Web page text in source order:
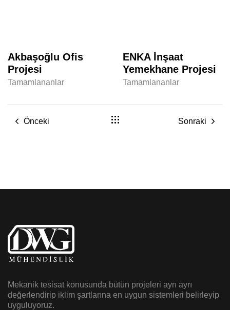
Akbaşoğlu Ofis
Projesi
Tamamlananlar
ENKA İnşaat
Yemekhane Projesi
Tamamlananlar
Önceki Sonraki
Mekanik tesisat konusunda bütün projeleri ayrı ayrı
değerlendirip iklim şartlarına en uygun sistemleri belirleyip
uyguluyoruz.